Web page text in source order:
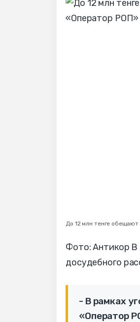
До 12 млн тенге
Фото: Антикор В
досудебного
- В рамках
«Оператор